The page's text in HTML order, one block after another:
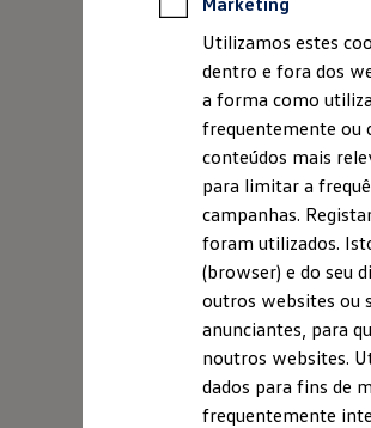
Utilizamos estes
dentro e fora dos
a forma como
frequentemente ou
conteúdos mais
para limitar a
campanhas.
foram utilizados.
(browser) e do seu
outros websites ou
anunciantes, para
noutros websites.
dados para fins de
frequentemente
Hora de partida:
Local da partida e chegada:
Prova principal (10km) no
Industrial adjacente.
Hora de partida: 10h00
Local da partida e chegada:
decorre
Hora de partida:
10h20
Local da partida e chegada: